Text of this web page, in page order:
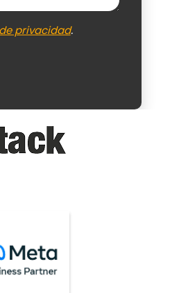
privacidad.